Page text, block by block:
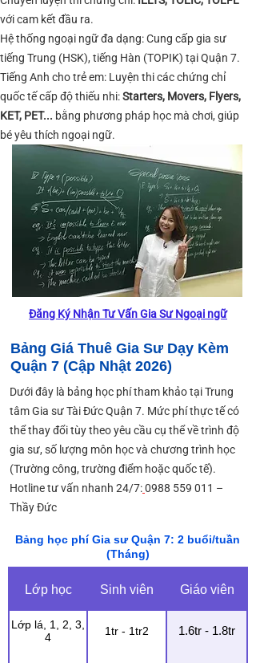
với cam kết đầu ra.
Hệ thống ngoại ngữ đa dạng: Cung cấp gia sư
tiếng Trung (HSK), tiếng Hàn (TOPIK) tại Quận 7.
Tiếng Anh cho trẻ em: Luyện thi các chứng chỉ
quốc tế cấp độ thiếu nhi:Starters, Movers, Flyers,
KET, PET... bằng phương pháp học mà chơi, giúp
bé yêu thích ngoại ngữ.
Đăng Ký Nhận Tư Vấn Gia Sư Ngoại ngữ
Bảng Giá Thuê Gia Sư Dạy Kèm
Quận 7 (Cập Nhật 2026)
Dưới đây là bảng học phí tham khảo tại Trung
tâm Gia sư Tài Đức Quận 7. Mức phí thực tế có
thể thay đổi tùy theo yêu cầu cụ thể về trình độ
gia sư, số lượng môn học và chương trình học
(Trường công, trường điểm hoặc quốc tế).
Hotline tư vấn nhanh 24/7:0988 559 011 –
Thầy Đức
Bảng học phí Gia sư Quận 7: 2 buổi/tuần
(Tháng)
Lớp học Sinh viên Giáo viên
Lớp lá, 1, 2, 3,
4
1tr - 1tr2 1.6tr - 1.8tr